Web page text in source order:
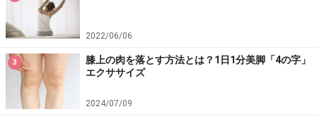
2022/06/06
3
膝上の肉を落とす方法とは？1日1分美脚「4の字」
エクササイズ
2024/07/09